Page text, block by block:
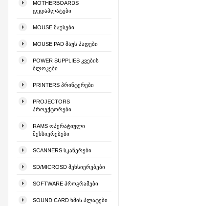
MOTHERBOARDS
ᲓᲔᲓᲐᲞᲚᲐᲢᲔᲑᲘ
MOUSE ᲛᲐᲣᲡᲔᲑᲘ
MOUSE PAD ᲛᲐᲣᲡ ᲞᲐᲓᲔᲑᲘ
POWER SUPPLIES ᲙᲕᲔᲑᲘᲡ
ᲑᲚᲝᲙᲔᲑᲘ
PRINTERS ᲞᲠᲘᲜᲢᲔᲠᲔᲑᲘ
PROJECTORS
ᲞᲠᲝᲔᲥᲢᲝᲠᲔᲑᲘ
RAMS ᲝᲞᲔᲠᲐᲢᲘᲣᲚᲘ
ᲛᲔᲮᲡᲘᲔᲠᲔᲑᲔᲑᲘ
SCANNERS ᲡᲙᲐᲜᲔᲠᲔᲑᲘ
SD/MICROSD ᲛᲔᲮᲡᲘᲔᲠᲔᲑᲔᲑᲘ
SOFTWARE ᲞᲠᲝᲒᲠᲐᲛᲔᲑᲘ
SOUND CARD ᲮᲛᲘᲡ ᲞᲚᲐᲢᲔᲑᲘ